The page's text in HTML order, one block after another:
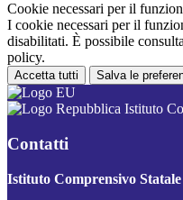
Cookie necessari per il
I cookie necessari per il
disabilitati. È possibile
policy.
Accetta tutti Salva le
Istituto
Contatti
Istituto Comprensivo